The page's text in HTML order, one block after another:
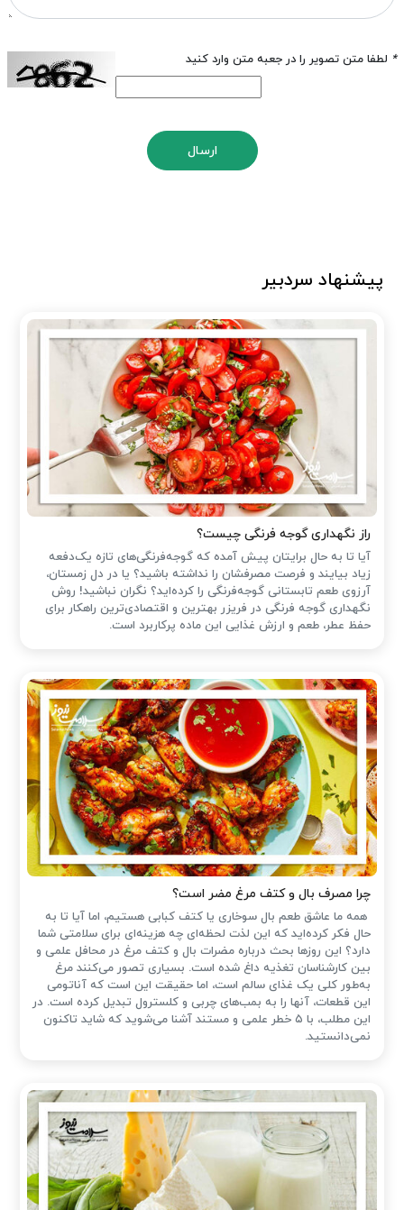
* لطفا متن تصویر را در جعبه متن وارد کنید
ارسال
پیشنهاد سردبیر
راز نگهداری گوجه فرنگی چیست؟
آیا تا به حال برایتان پیش آمده که گوجه‌فرنگی‌های تازه یک‌دفعه
زیاد بیایند و فرصت مصرفشان را نداشته باشید؟ یا در دل زمستان،
آرزوی طعم تابستانی گوجه‌فرنگی را کرده‌اید؟ نگران نباشید! روش
نگهداری گوجه فرنگی در فریزر بهترین و اقتصادی‌ترین راهکار برای
حفظ عطر، طعم و ارزش غذایی این ماده پرکاربرد است.
چرا مصرف بال و کتف مرغ مضر است؟
همه ما عاشق طعم بال سوخاری یا کتف کبابی هستیم، اما آیا تا به
حال فکر کرده‌اید که این لذت لحظه‌ای چه هزینه‌ای برای سلامتی شما
دارد؟ این روزها بحث درباره مضرات بال و کتف مرغ در محافل علمی و
بین کارشناسان تغذیه داغ شده است. بسیاری تصور می‌کنند مرغ
به‌طور کلی یک غذای سالم است، اما حقیقت این است که آناتومی
این قطعات، آنها را به بمب‌های چربی و کلسترول تبدیل کرده است. در
این مطلب، با ۵ خطر علمی و مستند آشنا می‌شوید که شاید تاکنون
نمی‌دانستید.